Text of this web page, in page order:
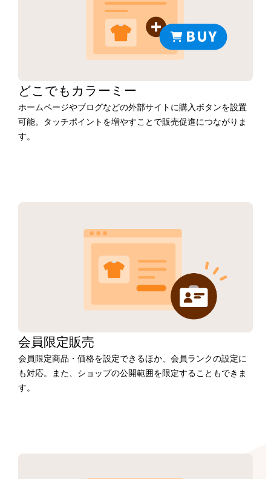
どこでもカラーミー
ホームページやブログなどの外部サイトに購入ボタンを設置
可能。タッチポイントを増やすことで販売促進につながりま
す。
会員限定販売
会員限定商品・価格を設定できるほか、会員ランクの設定に
も対応。また、ショップの公開範囲を限定することもできま
す。